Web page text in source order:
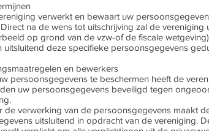
verwerkt en bewaart uw
na de wens tot uitschrijving zal de
op grond van de vzw-of de fiscale
uitsluitend deze specifieke persoonsgegevens
en bewerkers
te beschermen heeft de
uw persoonsgegevens beveiligd tegen
verwerking van de persoonsgegevens maakt
uitsluitend in opdracht van de vereniging.